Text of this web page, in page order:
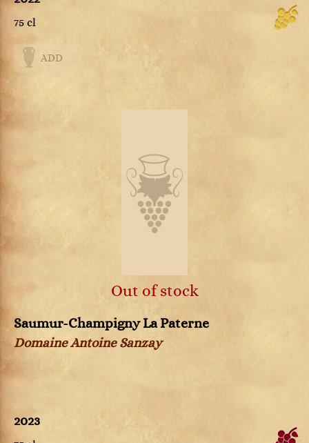
75 cl
ADD
Out of stock
Saumur-Champigny La Paterne
Domaine Antoine Sanzay
2023